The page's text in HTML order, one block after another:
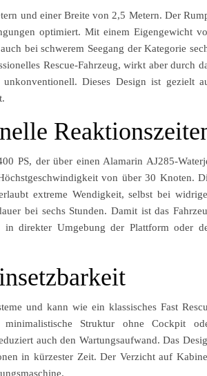
und einer Breite von 2,5 Metern. Der
optimiert. Mit einem Eigengewicht
bei schwerem Seegang der Kategorie
Rescue-Fahrzeug, wirkt aber durch
Dieses Design ist gezielt
PS, der über einen Alamarin AJ285-
von über 30 Knoten.
extreme Wendigkeit, selbst bei
bei sechs Stunden. Damit ist das
in direkter Umgebung der Plattform oder
und kann wie ein klassisches Fast
Struktur ohne Cockpit
auch den Wartungsaufwand. Das
in kürzester Zeit. Der Verzicht auf